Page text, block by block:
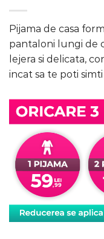
Pijama de casa
pantaloni lungi de
lejera si delicata,
incat sa te poti